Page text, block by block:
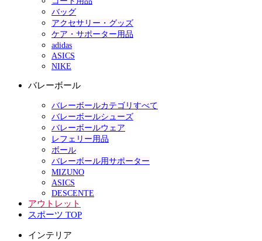
バッグ
アクセサリー・グッズ
ケア・サポーター用品
adidas
ASICS
NIKE
バレーボール
バレーボールカテゴリすべて
バレーボールシューズ
バレーボールウェア
レフェリー用品
ボール
バレーボール用サポーター
MIZUNO
ASICS
DESCENTE
アウトレット
スポーツ TOP
インテリア